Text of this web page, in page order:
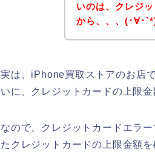
いのは、クレジ
から、、、(･∀･
実は、iPhone買取ストアのお店
いに、クレジットカードの上限
なので、クレジットカードエラ
たクレジットカードの上限金額